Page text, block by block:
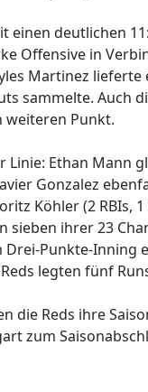
einen deutlichen
Offensive in
Martinez
sammelte. Auch
weiteren Punkt.
Linie: Ethan Mann
Gonzalez
Köhler (2
sieben ihrer 23
Punkte-Inning
legten fünf
die Reds ihre
zum